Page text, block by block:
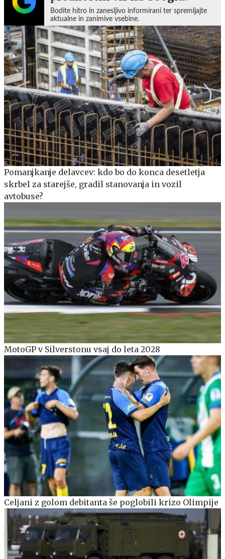
Bodite hitro in zanesljivo informirani ter spremljajte
aktualne in zanimive vsebine.
Pomanjkanje delavcev: kdo bo do konca desetletja
skrbel za starejše, gradil stanovanja in vozil
avtobuse?
MotoGP v Silverstonu vsaj do leta 2028
Celjani z golom debitanta še poglobili krizo Olimpije